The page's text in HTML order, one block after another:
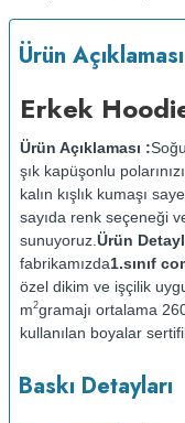
Ürün Açıklaması
Erkek
Ürün Açıklaması :
şık kapüşonlu
kalın kışlık kumaşı
sayıda renk seçeneği
sunuyoruz. Ürün
fabrikamızda1.sınıf
özel dikim ve işçilik
m2gramajı ortalama
kullanılan boyalar
vermez.
Kumaş
Bakım : Kısa
Baskı Detayları